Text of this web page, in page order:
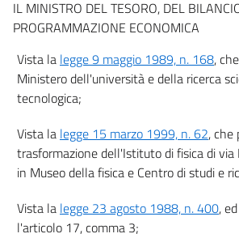
IL MINISTRO DEL TESORO, DEL
PROGRAMMAZIONE ECONOMICA
Vista la legge 9 maggio 1989, n. 168,
Ministero dell'università e della ricerca
tecnologica;
Vista la legge 15 marzo 1999, n. 62, che
trasformazione dell'Istituto di fisica di via
in Museo della fisica e Centro di studi e
Vista la legge 23 agosto 1988, n. 400,
l'articolo 17, comma 3;